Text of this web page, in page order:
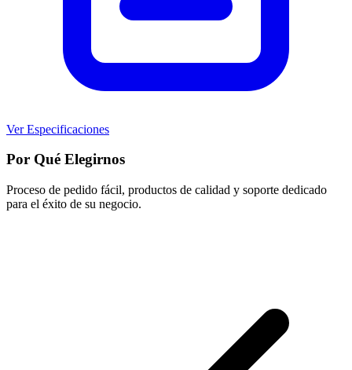
Ver Especificaciones
Por Qué Elegirnos
Proceso de pedido fácil, productos de calidad y soporte dedicado
para el éxito de su negocio.